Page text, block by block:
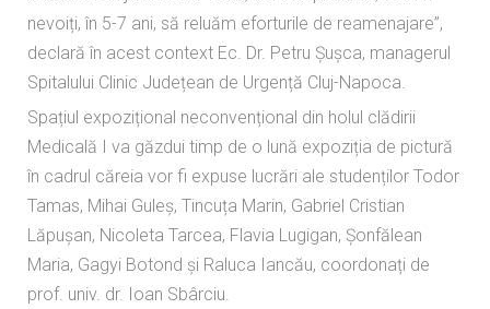
nevoiți, în 5-7 ani, să reluăm eforturile de reamenajare”,
declară în acest context Ec. Dr. Petru Șușca, managerul
Spitalului Clinic Județean de Urgență Cluj-Napoca.
Spațiul expozițional neconvențional din holul clădirii
Medicală I va găzdui timp de o lună expoziția de pictură
în cadrul căreia vor fi expuse lucrări ale studenților Todor
Tamas, Mihai Guleș, Tincuța Marin, Gabriel Cristian
Lăpușan, Nicoleta Tarcea, Flavia Lugigan, Șonfălean
Maria, Gagyi Botond și Raluca Iancău, coordonați de
prof. univ. dr. Ioan Sbârciu.